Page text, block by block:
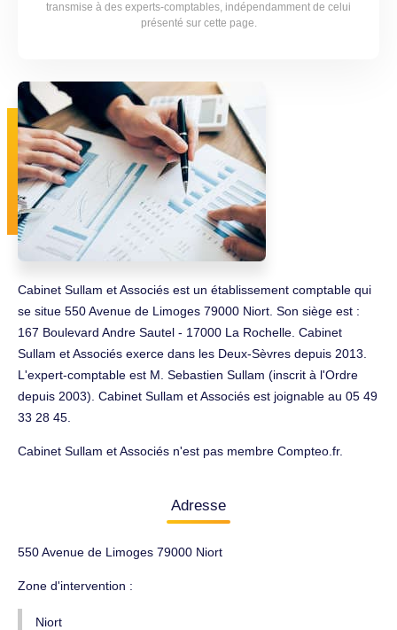
transmise à des experts-comptables, indépendamment de celui
présenté sur cette page.
Cabinet Sullam et Associés est un établissement comptable qui
se situe 550 Avenue de Limoges 79000 Niort. Son siège est :
167 Boulevard Andre Sautel - 17000 La Rochelle. Cabinet
Sullam et Associés exerce dans les Deux-Sèvres depuis 2013.
L'expert-comptable est M. Sebastien Sullam (inscrit à l'Ordre
depuis 2003). Cabinet Sullam et Associés est joignable au 05 49
33 28 45.
Cabinet Sullam et Associés n'est pas membre Compteo.fr.
Adresse
550 Avenue de Limoges 79000 Niort
Zone d'intervention :
Niort